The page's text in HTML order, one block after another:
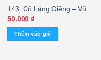
143. Cô Láng Giềng – Vũ
Khanh (Fake USA)
50.000 ₫
Thêm vào giỏ